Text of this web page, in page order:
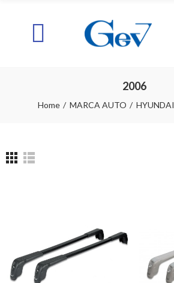
2006
Home MARCA AUTO HYUNDAI